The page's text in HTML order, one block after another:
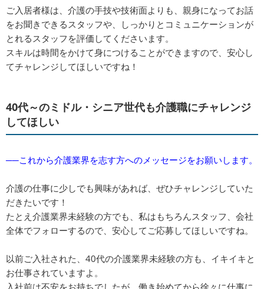
ご入居者様は、介護の手技や技術面よりも、親身になってお話
をお聞きできるスタッフや、しっかりとコミュニケーションが
とれるスタッフを評価してくださいます。
スキルは時間をかけて身につけることができますので、安心し
てチャレンジしてほしいですね！
40代～のミドル・シニア世代も介護職にチャレンジ
してほしい
──これから介護業界を志す方へのメッセージをお願いします。
介護の仕事に少しでも興味があれば、ぜひチャレンジしていた
だきたいです！
たとえ介護業界未経験の方でも、私はもちろんスタッフ、会社
全体でフォローするので、安心してご応募してほしいですね。
以前ご入社された、40代の介護業界未経験の方も、イキイキと
お仕事されていますよ。